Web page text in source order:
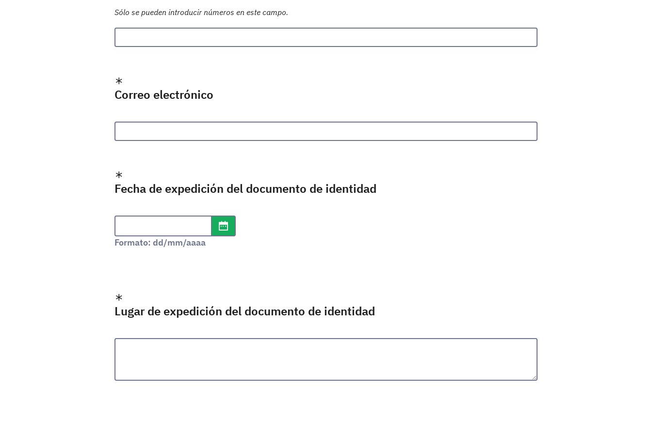
Sólo se pueden introducir números en este campo.
Correo electrónico
Fecha de expedición del documento de identidad
Formato de fecha: dd/mm/aaaa
Formato: dd/mm/aaaa
Lugar de expedición del documento de identidad